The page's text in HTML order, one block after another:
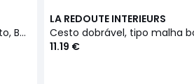
Cesto da roupa tipo borboto, Boklio
LA REDOUTE INTERIEURS
11.19 €